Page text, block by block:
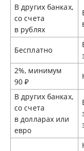
В других банках,
со счета
в рублях
Бесплатно
2%, минимум
90 ₽
В других банках,
со счета
в долларах или
евро